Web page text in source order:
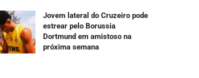
Jovem lateral do Cruzeiro pode
estrear pelo Borussia
Dortmund em amistoso na
próxima semana